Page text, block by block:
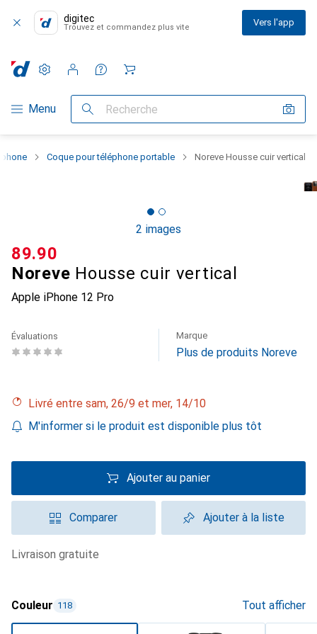
digitec
Trouvez et commandez plus vite Vers l'app
Navigation par catégorie
Menu Recherche
Paramètres
Compte client
Listes de comparaison
Listes d'envies
Panier
Coque pour téléphone portable Noreve Housse cuir vertical
2 images
Noreve Housse cuir vertical
Apple iPhone 12 Pro
CHF
89.90
Évaluations Marque
Plus de produits Noreve
Livré entre sam, 26/9 et mer, 14/10
M'informer si le produit est disponible plus tôt
Ajouter au panier
Comparer Ajouter à la liste
livraison gratuite
Couleur 118 Tout afficher